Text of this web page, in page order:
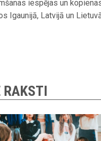
iespējas un
Igaunijā, Latvijā un